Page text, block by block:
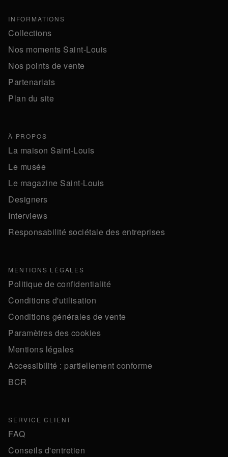
INFORMATIONS
Collections
Nos moments Saint-Louis
Nos points de vente
Partenariats
Plan du site
À PROPOS
La maison Saint-Louis
Le musée
Le magazine Saint-Louis
Designers
Interviews
Responsabilité sociétale des entreprises
MENTIONS LÉGALES
Politique de confidentialité
Conditions d'utilisation
Conditions générales de vente
Paramètres des cookies
Mentions légales
Accessibilité : partiellement conforme
BCR
SERVICE CLIENT
FAQ
Conseils d'entretien